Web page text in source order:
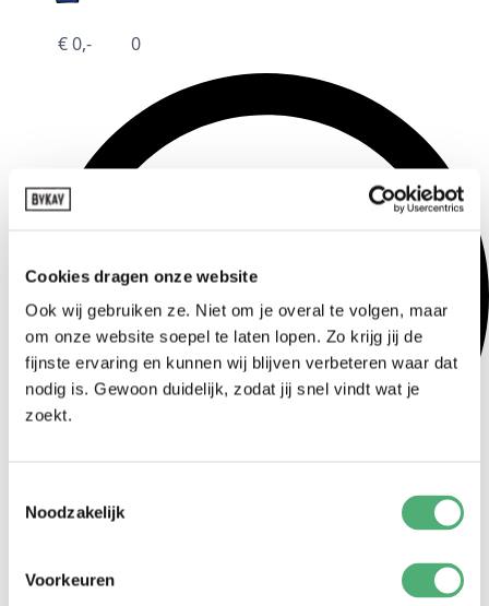
Cookies dragen onze website
Ook wij gebruiken ze. Niet om je overal te volgen, maar
om onze website soepel te laten lopen. Zo krijg jij de
fijnste ervaring en kunnen wij blijven verbeteren waar dat
nodig is. Gewoon duidelijk, zodat jij snel vindt wat je
zoekt.
Noodzakelijk
Voorkeuren
€0,- 0
Tiny click